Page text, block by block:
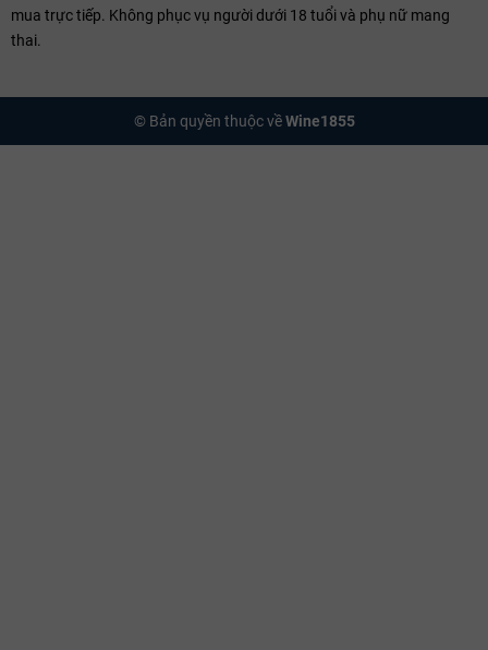
mua trực tiếp. Không phục vụ người dưới 18 tuổi và phụ nữ mang
thai.
© Bản quyền thuộc vềWine1855